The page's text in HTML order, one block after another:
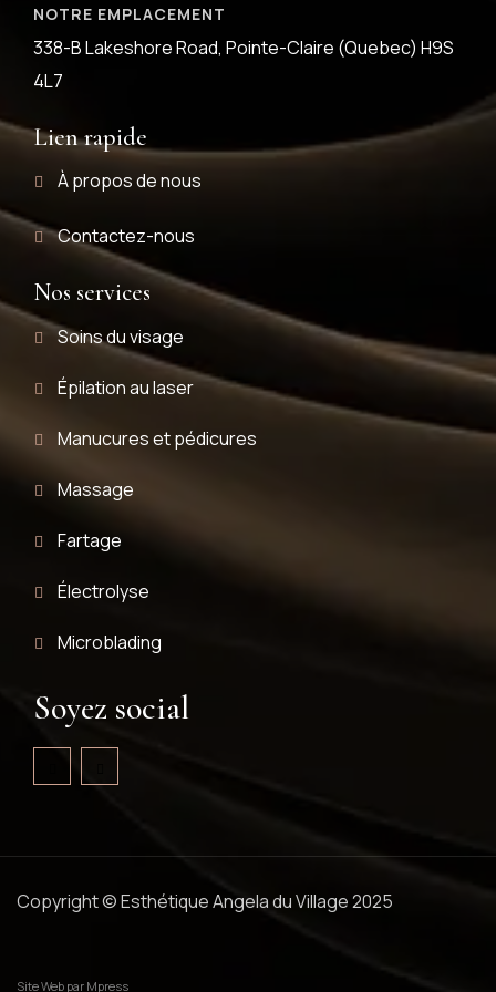
NOTRE EMPLACEMENT
338-B Lakeshore Road, Pointe-Claire (Quebec) H9S
4L7
Lien rapide
À propos de nous
Contactez-nous
Nos services
Soins du visage
Épilation au laser
Manucures et pédicures
Massage
Fartage
Électrolyse
Microblading
Soyez social
Copyright © Esthétique Angela du Village 2025
Site Web par Mpress